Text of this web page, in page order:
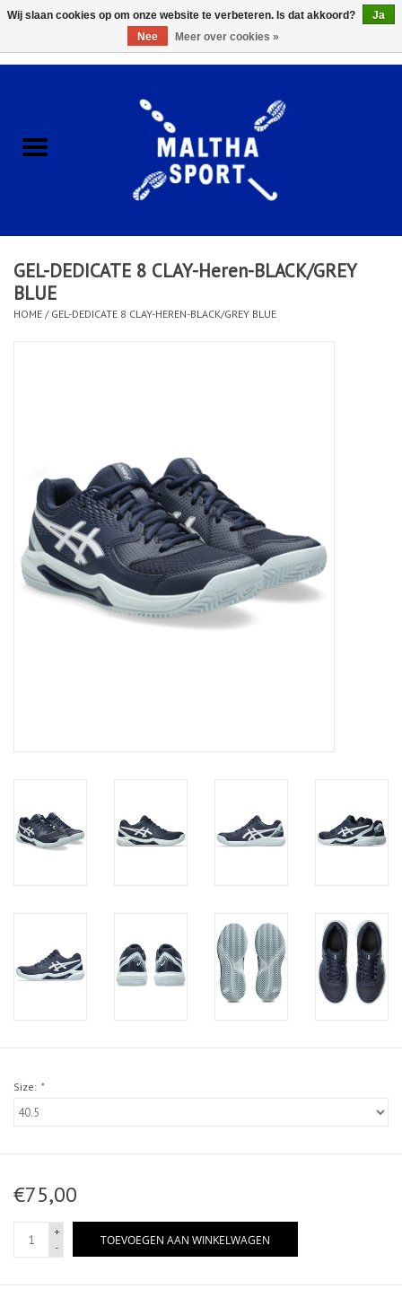
ACCESSOIRES/HARDWARE
KLEDING
CLUBSHOPS
Merken
GEL-DEDICATE 8 CLAY-Heren-BLACK/GREY
BLUE
HOME / GEL-DEDICATE 8 CLAY-HEREN-BLACK/GREY BLUE
Size: *
€75,00
+
-
TOEVOEGEN AAN WINKELWAGEN
Wij slaan cookies op om onze website te verbeteren. Is dat akkoord?
Ja
Nee
Meer over cookies »